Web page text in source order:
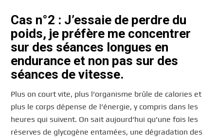
Cas n°2 : J’essaie de perdre du
poids, je préfère me concentrer
sur des séances longues en
endurance et non pas sur des
séances de vitesse.
Plus on court vite, plus l’organisme brûle de calories et
plus le corps dépense de l’énergie, y compris dans les
heures qui suivent. On sait aujourd’hui qu’une fois les
réserves de glycogène entamées, une dégradation des